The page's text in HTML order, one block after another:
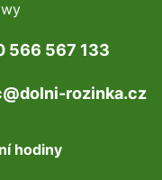
566 567 133
rozinka.cz
hodiny